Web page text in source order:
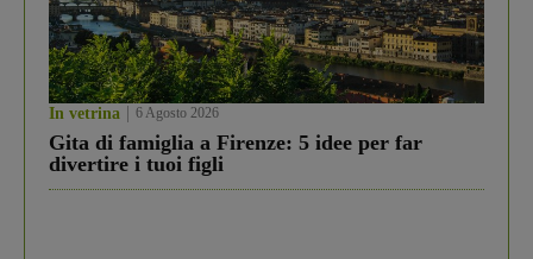
In vetrina 6 Agosto 2026
Gita di famiglia a Firenze: 5 idee per far
divertire i tuoi figli